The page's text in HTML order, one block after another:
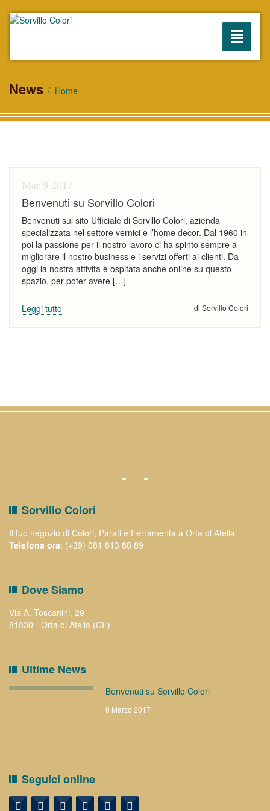
Toggle
Parati
Ferramenta
SHOWROOM
MARCHI
NEWS
News Home
Mar 9 2017
Benvenuti su Sorvillo Colori
Benvenuti sul sito Ufficiale di Sorvillo Colori, azienda
specializzata nel settore vernici e l’home decor. Dal 1960 in
poi la passione per il nostro lavoro ci ha spinto sempre a
migliorare il nostro business e i servizi offerti ai clienti. Da
oggi la nostra attività è ospitata anche online su questo
spazio, per poter avere […]
Leggi tutto di Sorvillo Colori
Sorvillo Colori
Il tuo negozio di Colori, Parati e Ferramenta a Orta di Atella
Telefona ora: (+39) 081 813 88 89
Dove Siamo
Via A. Toscanini, 29
81030 - Orta di Atella (CE)
Ultime News
Benvenuti su Sorvillo Colori
9 Marzo 2017
Seguici online